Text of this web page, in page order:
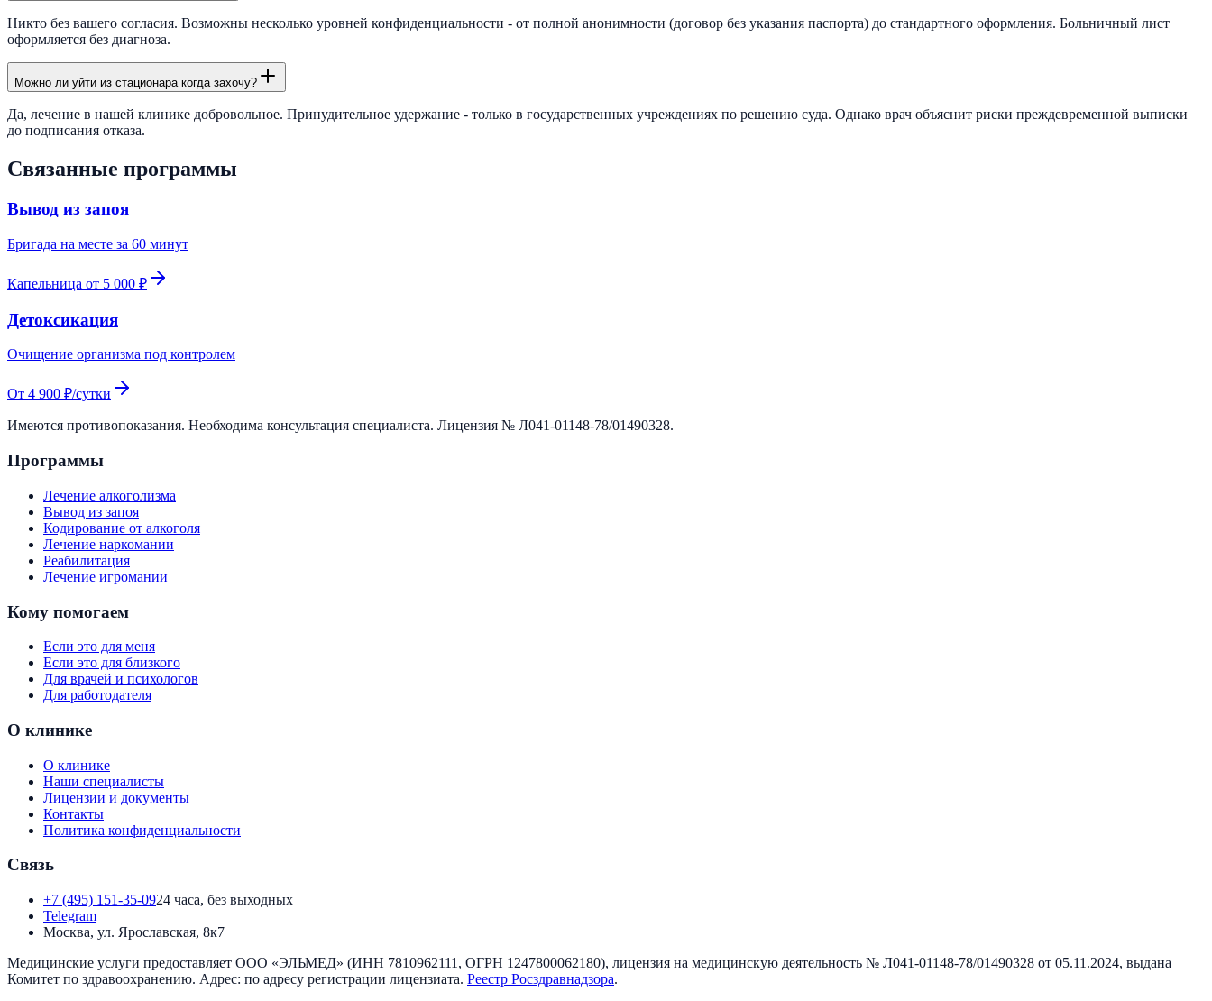
Никто без вашего согласия. Возможны несколько уровней конфиденциальности - от полной анонимности (договор без указания паспорта) до стандартного оформления. Больничный лист
оформляется без диагноза.
Можно ли уйти из стационара когда захочу?
Да, лечение в нашей клинике добровольное. Принудительное удержание - только в государственных учреждениях по решению суда. Однако врач объяснит риски преждевременной выписки
до подписания отказа.
Связанные программы
Вывод из запоя
Бригада на месте за 60 минут
Капельница от 5 000 ₽
Детоксикация
Очищение организма под контролем
От 4 900 ₽/сутки
Имеются противопоказания. Необходима консультация специалиста. Лицензия № Л041-01148-78/01490328.
Программы
Лечение алкоголизма
Вывод из запоя
Кодирование от алкоголя
Лечение наркомании
Реабилитация
Лечение игромании
Кому помогаем
Если это для меня
Если это для близкого
Для врачей и психологов
Для работодателя
О клинике
О клинике
Наши специалисты
Лицензии и документы
Контакты
Политика конфиденциальности
Связь
+7 (495) 151-35-0924 часа, без выходных
Telegram
Москва, ул. Ярославская, 8к7
Медицинские услуги предоставляет ООО «ЭЛЬМЕД» (ИНН 7810962111 , ОГРН 1247800062180), лицензия на медицинскую деятельность № Л041-01148-78/01490328 от 05.11.2024, выдана
Комитет по здравоохранению. Адрес: по адресу регистрации лицензиата. Реестр Росздравнадзора.